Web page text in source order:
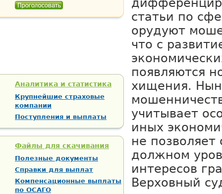
статьи по
орудуют
что с
появляются
хищения.
учитывает
иных
не позволяет
должном
интересов
Верховный
Аналитика и статистика
Крупнейшие страховые
компании
Поступления и выплаты
Файлы для скачивания
Полезные документы
Справки для выплат
Компенсационные выплаты
по ОСАГО